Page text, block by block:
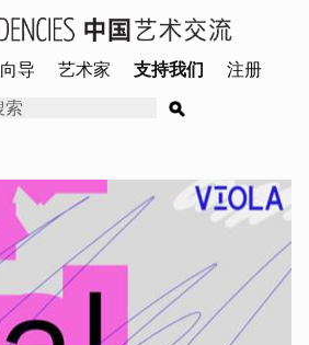
向导 艺术家 支持我们
注册